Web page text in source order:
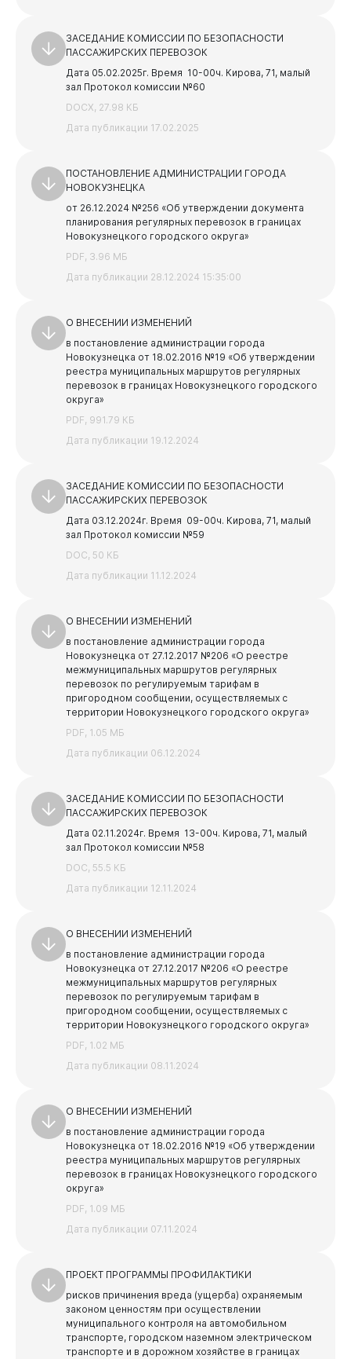
Виртуальнаяприемная
ЗАСЕДАНИЕ КОМИССИИ ПО БЕЗОПАСНОСТИ
ПАССАЖИРСКИХ ПЕРЕВОЗОК
Дата 05.02.2025г. Время 10-00ч. Кирова, 71, малый
зал Протокол комиссии №60
DOCX, 27.98 КБ
Дата публикации 17.02.2025
ПОСТАНОВЛЕНИЕ АДМИНИСТРАЦИИ ГОРОДА
НОВОКУЗНЕЦКА
от 26.12.2024 №256 «Об утверждении документа
планирования регулярных перевозок в границах
Новокузнецкого городского округа»
PDF, 3.96 МБ
Дата публикации 28.12.2024 15:35:00
О ВНЕСЕНИИ ИЗМЕНЕНИЙ
в постановление администрации города
Новокузнецка от 18.02.2016 №19 «Об утверждении
реестра муниципальных маршрутов регулярных
перевозок в границах Новокузнецкого городского
округа»
PDF, 991.79 КБ
Дата публикации 19.12.2024
ЗАСЕДАНИЕ КОМИССИИ ПО БЕЗОПАСНОСТИ
ПАССАЖИРСКИХ ПЕРЕВОЗОК
Дата 03.12.2024г. Время 09-00ч. Кирова, 71, малый
зал Протокол комиссии №59
DOC, 50 КБ
Дата публикации 11.12.2024
О ВНЕСЕНИИ ИЗМЕНЕНИЙ
в постановление администрации города
Новокузнецка от 27.12.2017 №206 «О реестре
межмуниципальных маршрутов регулярных
перевозок по регулируемым тарифам в
пригородном сообщении, осуществляемых с
территории Новокузнецкого городского округа»
PDF, 1.05 МБ
Дата публикации 06.12.2024
ЗАСЕДАНИЕ КОМИССИИ ПО БЕЗОПАСНОСТИ
ПАССАЖИРСКИХ ПЕРЕВОЗОК
Дата 02.11.2024г. Время 13-00ч. Кирова, 71, малый
зал Протокол комиссии №58
DOC, 55.5 КБ
Дата публикации 12.11.2024
О ВНЕСЕНИИ ИЗМЕНЕНИЙ
в постановление администрации города
Новокузнецка от 27.12.2017 №206 «О реестре
межмуниципальных маршрутов регулярных
перевозок по регулируемым тарифам в
пригородном сообщении, осуществляемых с
территории Новокузнецкого городского округа»
PDF, 1.02 МБ
Дата публикации 08.11.2024
О ВНЕСЕНИИ ИЗМЕНЕНИЙ
в постановление администрации города
Новокузнецка от 18.02.2016 №19 «Об утверждении
реестра муниципальных маршрутов регулярных
перевозок в границах Новокузнецкого городского
округа»
PDF, 1.09 МБ
Дата публикации 07.11.2024
ПРОЕКТ ПРОГРАММЫ ПРОФИЛАКТИКИ
рисков причинения вреда (ущерба) охраняемым
законом ценностям при осуществлении
муниципального контроля на автомобильном
транспорте, городском наземном электрическом
транспорте и в дорожном хозяйстве в границах